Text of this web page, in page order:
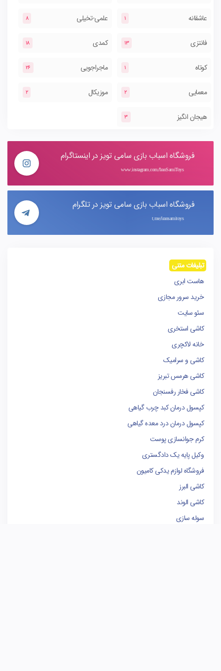
عاشقانه 1 علمی-تخیلی 8
فانتزی 13 کمدی 18
کوتاه 1 ماجراجویی 26
معمایی 2 موزیکال 2
هیجان انگیز 3
فروشگاه اسباب بازی سامی تویز در اینستاگرام
www.instagram.com/IranSamiToys
فروشگاه اسباب بازی سامی تویز در تلگرام
t.me/iransamitoys
تبلیغات متنی
هاست ابری
خرید سرور مجازی
سئو سایت
کاشی استخری
خانه لاکچری
کاشی و سرامیک
کاشی هرمس تبریز
کاشی فخار رفسنجان
کپسول درمان کبد چرب گیاهی
کپسول درمان درد معده گیاهی
کرم جوانسازی پوست
وکیل پایه یک دادگستری
فروشگاه لوازم یدکی کامیون
کاشی البرز
کاشی الوند
سوله سازی